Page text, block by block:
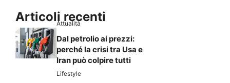
Articoli recenti
Attualità
Dal petrolio ai prezzi:
perché la crisi tra Usa e
Iran può colpire tutti
Lifestyle